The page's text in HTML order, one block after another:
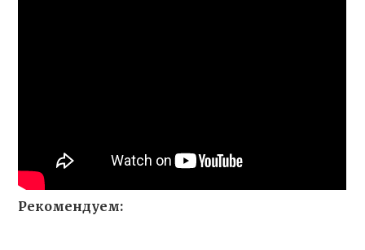
Рекомендуем: